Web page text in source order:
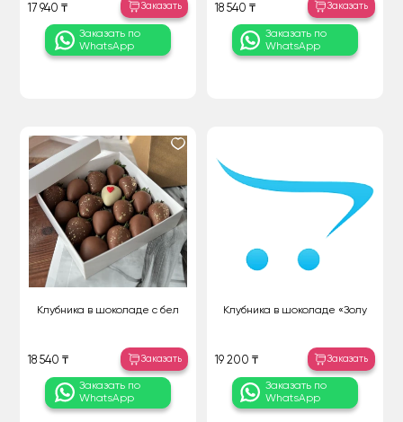
17 940 ₸ Заказать
Заказать по
WhatsApp
18 540 ₸ Заказать
Заказать по
WhatsApp
Клубника в шоколаде с бел
18 540 ₸ Заказать
Заказать по
WhatsApp
Клубника в шоколаде «Золу
19 200 ₸ Заказать
Заказать по
WhatsApp